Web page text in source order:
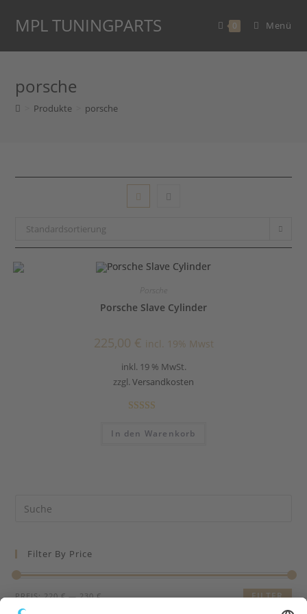
InhaltMPL TUNINGPARTS 0 Menü
porsche
Produkte porsche
Standardsortierung
Porsche Slave Cylinder
225,00 € incl. 19% Mwst
inkl. 19 % MwSt.
zzgl. Versandkosten
5.00von 5
In den Warenkorb
Suche
Filter By Price
FILTER
PREIS:220 €—230 €